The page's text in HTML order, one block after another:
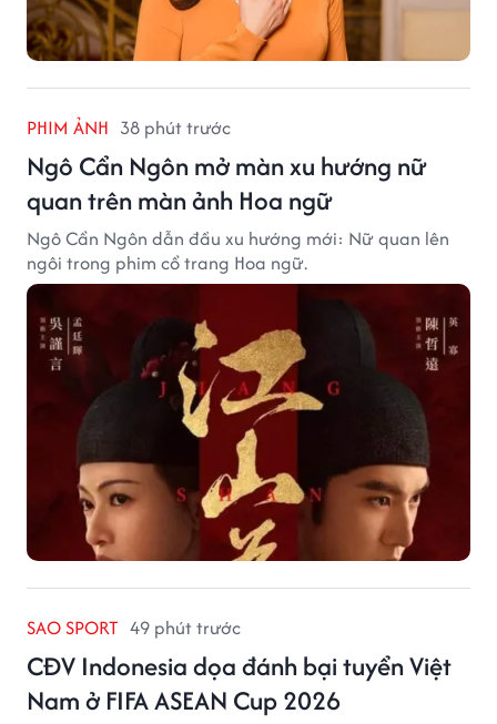
PHIM ẢNH 38 phút trước
Ngô Cẩn Ngôn mở màn xu hướng nữ
quan trên màn ảnh Hoa ngữ
Ngô Cẩn Ngôn dẫn đầu xu hướng mới: Nữ quan lên
ngôi trong phim cổ trang Hoa ngữ.
SAO SPORT 49 phút trước
CĐV Indonesia dọa đánh bại tuyển Việt
Nam ở FIFA ASEAN Cup 2026